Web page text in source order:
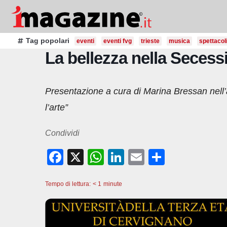
Salta
contenutoTag popolari eventi eventi fvg trieste musica spettacoli
La bellezza nella
Presentazione a cura di Marina Bressan
l’arte”
Condividi
F
c
e
X
W
at
s
A
Li
e
dI
E
di
vi
Tempo di lettura: < 1 minute